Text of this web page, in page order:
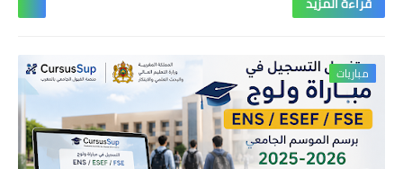
مباريات